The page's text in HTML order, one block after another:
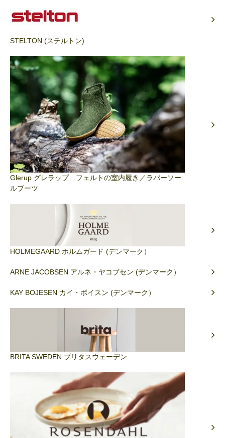
STELTON (ステルトン)
Glerup グレラップ フェルトの室内履き／ラバーソー
ルブーツ
HOLMEGAARD ホルムガード (デンマーク）
ARNE JACOBSEN アルネ・ヤコブセン (デンマーク）
KAY BOJESEN カイ・ボイスン (デンマーク）
BRITA SWEDEN ブリタスウェーデン